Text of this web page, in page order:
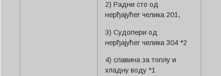
2) Радни сто од
нерђајућег челика 201,
3) Судопери од
нерђајућег челика 304 *2
4) славина за топлу и
хладну воду *1